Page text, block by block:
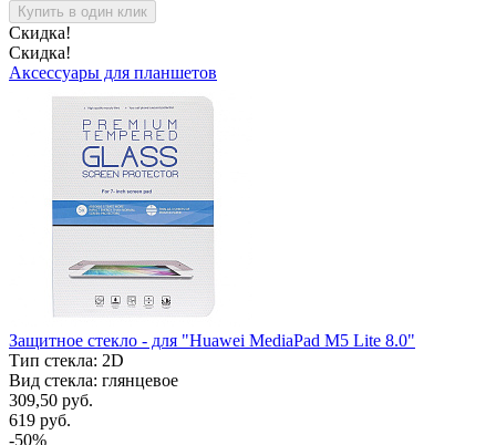
Купить в один клик
Скидка!
Скидка!
Аксессуары для планшетов
Защитное стекло - для "Huawei MediaPad M5 Lite 8.0"
Тип стекла: 2D
Вид стекла: глянцевое
309,50 руб.
619 руб.
-50%